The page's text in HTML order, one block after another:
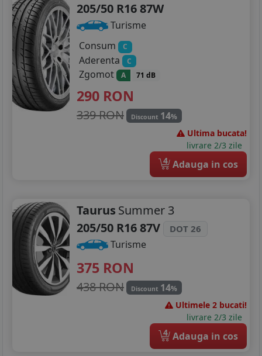
215/60R16
215/65R16
215/70R16
215/75R16
225/55R16
205/50R17
215/50R17
215/55R17
215/60R17
205/50 R16 87W
Turisme
Consum
C
Aderenta C
Zgomot A 71 dB
290 RON
339 RON Discount 14%
Ultima bucata!
livrare 2/3 zile
4 Adauga in cos
Taurus Summer 3
205/50 R16 87V
DOT 26
Turisme
375 RON
438 RON Discount 14%
Ultimele 2 bucati!
livrare 2/3 zile
4 Adauga in cos